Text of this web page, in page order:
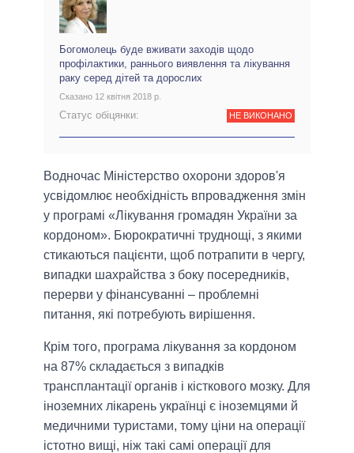
Богомолець буде вживати заходів щодо
профілактики, раннього виявлення та лікування
раку серед дітей та дорослих
Сказано 12 квітня 2018 р.
Статус обіцянки: НЕ ВИКОНАНО
Водночас Міністерство охорони здоров'я
усвідомлює необхідність впровадження змін
у програмі «Лікування громадян України за
кордоном». Бюрократичні труднощі, з якими
стикаються пацієнти, щоб потрапити в чергу,
випадки шахрайства з боку посередників,
перерви у фінансуванні – проблемні
питання, які потребують вирішення.
Крім того, програма лікування за кордоном
на 87% складається з випадків
трансплантації органів і кісткового мозку. Для
іноземних лікарень українці є іноземцями й
медичними туристами, тому ціни на операції
істотно вищі, ніж такі самі операції для